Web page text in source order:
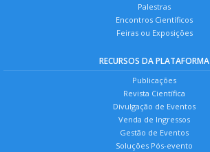
Palestras
Encontros Científicos
Feiras ou Exposições
RECURSOS DA PLATAFORMA
Publicações
Revista Científica
Divulgação de Eventos
Venda de Ingressos
Gestão de Eventos
Soluções Pós-evento